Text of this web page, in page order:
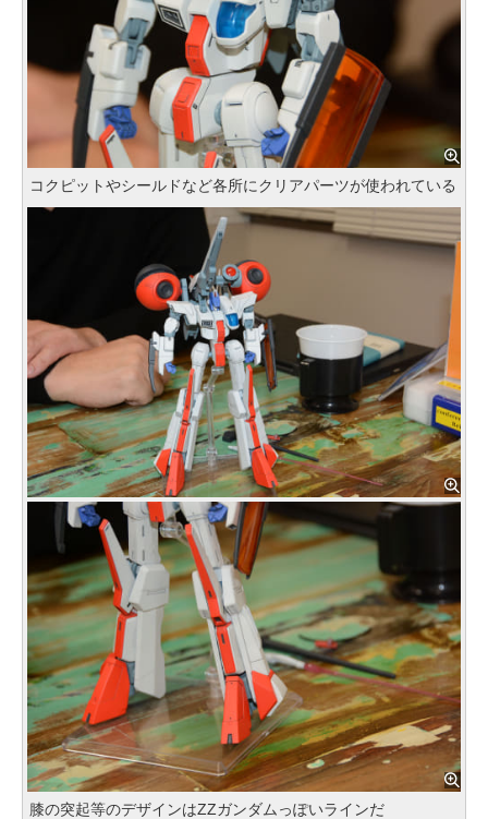
コクピットやシールドなど各所にクリアパーツが使われている
膝の突起等のデザインはZZガンダムっぽいラインだ